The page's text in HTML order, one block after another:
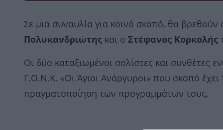
Σε μια συναυλία για κοινό σκοπό, θα
Πολυκανδριώτης και ο Στέφανος Κορκολής
Οι δύο καταξιωμένοι σολίστες και συνθέτες
Γ.Ο.Ν.Κ. «Οι Άγιοι Ανάργυροι» που σκοπό
πραγματοποίηση των προγραμμάτων τους.